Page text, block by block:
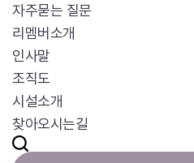
자주묻는 질문
리멤버소개
인사말
조직도
시설소개
찾아오시는길